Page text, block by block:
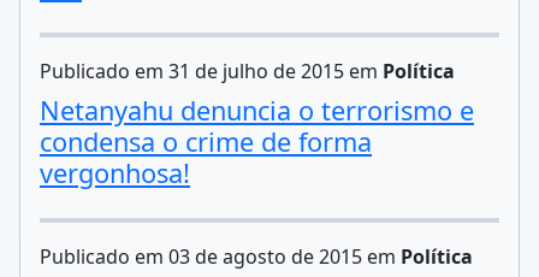
Publicado em 31 de julho de 2015 em Política
Netanyahu denuncia o terrorismo e
condensa o crime de forma
vergonhosa!
Publicado em 03 de agosto de 2015 em Política